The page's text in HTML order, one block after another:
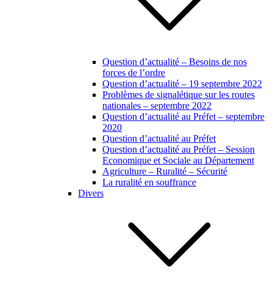
Question d’actualité – Besoins de nos
forces de l’ordre
Question d’actualité – 19 septembre 2022
Problèmes de signalétique sur les routes
nationales – septembre 2022
Question d’actualité au Préfet – septembre
2020
Question d’actualité au Préfet
Question d’actualité au Préfet – Session
Economique et Sociale au Département
Agriculture – Ruralité – Sécurité
La ruralité en souffrance
Divers